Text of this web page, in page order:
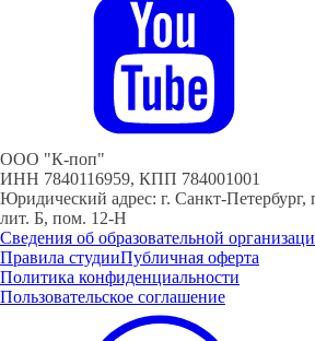
ООО "К-поп"
ИНН 7840116959, КПП 784001001
Юридический адрес: г. Санкт-
лит. Б, пом. 12-Н
Сведения об образовательной
Правила студииПубличная оферта
Политика конфиденциальности
Пользовательское соглашение